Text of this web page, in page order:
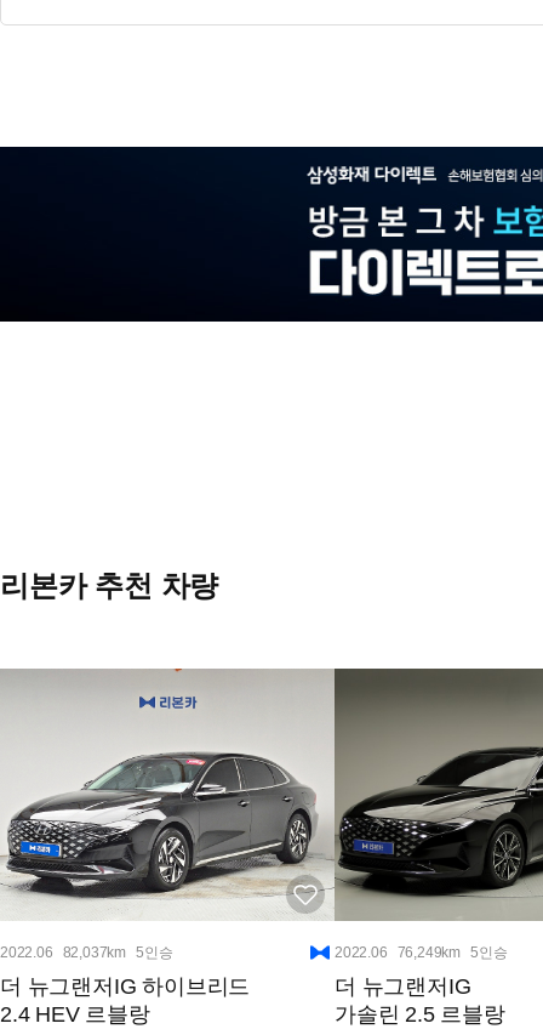
리본카 추천 차량
2022.06 82,037km 5인승
더 뉴그랜저IG 하이브리드
2.4 HEV 르블랑
2022.06 76,249km 5인승
더 뉴그랜저IG
가솔린 2.5 르블랑